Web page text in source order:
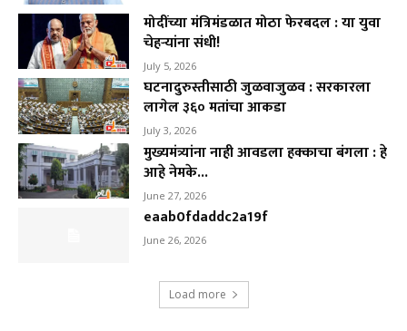
मोदींच्या मंत्रिमंडळात मोठा फेरबदल : या युवा
चेहऱ्यांना संधी!
July 5, 2026
घटनादुरुस्तीसाठी जुळवाजुळव : सरकारला
लागेल ३६० मतांचा आकडा
July 3, 2026
मुख्यमंत्र्यांना नाही आवडला हक्काचा बंगला : हे
आहे नेमके...
June 27, 2026
eaab0fdaddc2a19f
June 26, 2026
Load more